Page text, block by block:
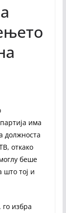
има
должноста
откако
беше
што тој и
го избра